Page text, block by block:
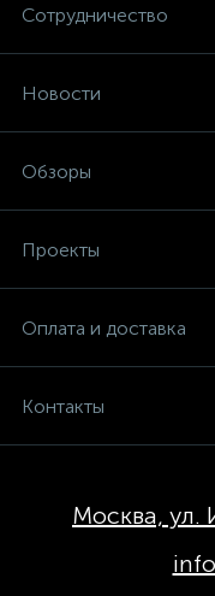
Сотрудничество
Новости
Обзоры
Проекты
Оплата и доставка
Контакты
Москва, ул.